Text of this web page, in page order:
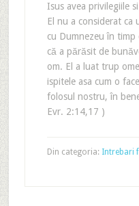
Isus avea privilegiile
El nu a considerat ca
cu Dumnezeu în timp
că a părăsit de
om. El a luat trup
ispitele asa cum o
folosul nostru, în
Evr. 2:14,17 )
Din categoria: Intrebari